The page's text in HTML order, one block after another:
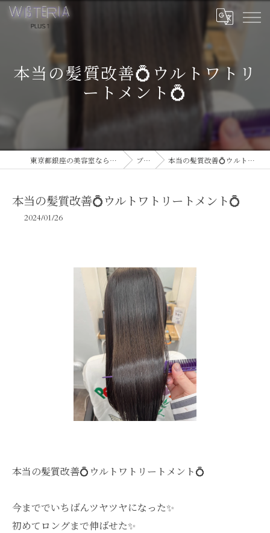
本当の髪質改善💍ウルトワトリ
ートメント💍
東京都銀座の美容室ならWISTERIA PLUS 1 ブログ 本当の髪質改善💍ウルトワトリートメント💍
本当の髪質改善💍ウルトワトリートメント💍
2024/01/26
本当の髪質改善💍ウルトワトリートメント💍
今まででいちばんツヤツヤになった✨
初めてロングまで伸ばせた✨